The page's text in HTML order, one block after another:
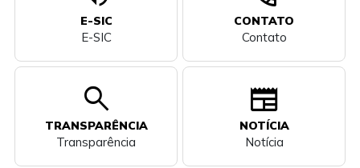
E-SIC
E-SIC
CONTATO
Contato
search
TRANSPARÊNCIA
Transparência
newspaper
NOTÍCIA
Notícia